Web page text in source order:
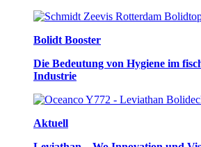
Bolidt Booster
Die Bedeutung von Hygiene im
Industrie
Aktuell